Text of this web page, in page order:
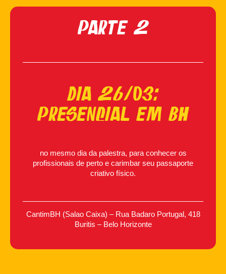
Parte 2
Dia 26/03:
Presencial EM BH
no mesmo dia da palestra, para conhecer os
profissionais de perto e carimbar seu passaporte
criativo físico.
CantimBH (Salao Caixa) – Rua Badaro Portugal, 418
Buritis – Belo Horizonte